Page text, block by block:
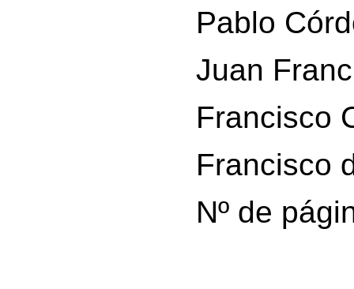
Pablo
Juan
Francisco
Francisco
Nº de